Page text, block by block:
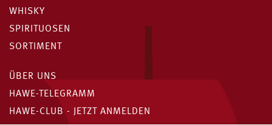
WHISKY
SPIRITUOSEN
SORTIMENT
ÜBER UNS
HAWE-TELEGRAMM
HAWE-CLUB - JETZT ANMELDEN